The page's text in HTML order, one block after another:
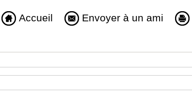
Accueil Envoyer à un ami